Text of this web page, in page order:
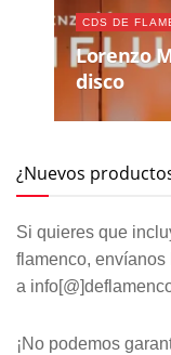
CDS DE
Lorenzo
disco
¿Nuevos
Si quieres que
flamenco,
a
¡No podemos